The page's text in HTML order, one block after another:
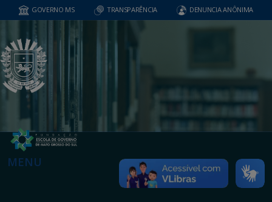
GOVERNO MS TRANSPARÊNCIA DENUNCIA ANÔNIMA
MENU